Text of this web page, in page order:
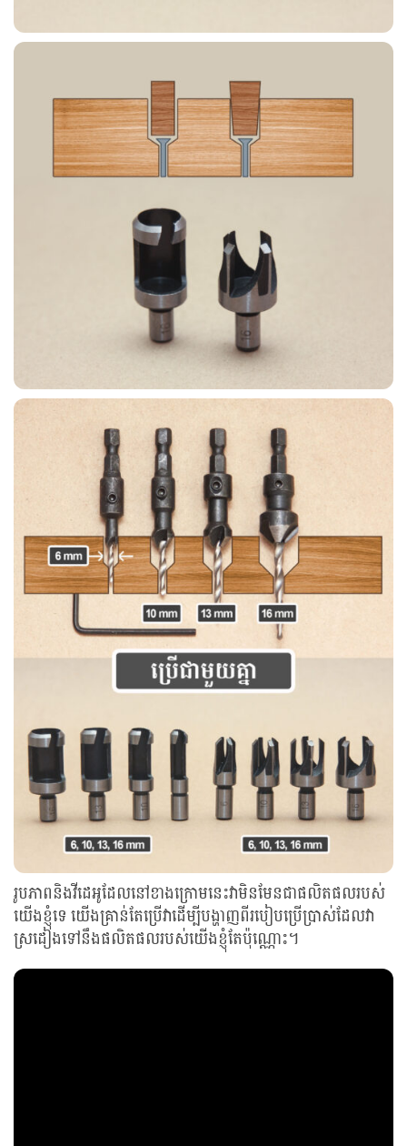
រូបភាពនិងវីដេអូដែលនៅខាងក្រោមនេះវាមិនមែនជាផលិតផលរបស់
យើងខ្ញុំទេ យើងគ្រាន់តែប្រើវាដើម្បីបង្ហាញពីរបៀបប្រើប្រាស់ដែលវា
ស្រដៀងទៅនឹងផលិតផលរបស់យើងខ្ញុំតែប៉ុណ្ណោះ។